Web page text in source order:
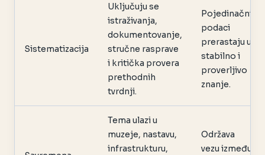
Sistematizacija
Uključuju se
istraživanja,
dokumentovanje,
stručne rasprave
i kritička provera
prethodnih
tvrdnji.
Pojedinačni
podaci
prerastaju u
stabilno i
proverljivo
znanje.
Tema ulazi u
muzeje, nastavu,
infrastrukturu,
Održava
vezu između